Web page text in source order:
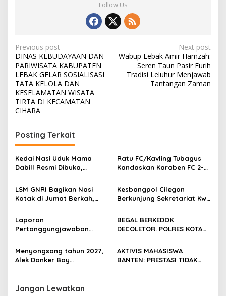
Follow Us
Post
navigation
Previous post
DINAS KEBUDAYAAN DAN
PARIWISATA KABUPATEN
LEBAK GELAR SOSIALISASI
TATA KELOLA DAN
KESELAMATAN WISATA
TIRTA DI KECAMATAN
CIHARA
Next post
Wabup Lebak Amir Hamzah:
Seren Taun Pasir Eurih
Tradisi Leluhur Menjawab
Tantangan Zaman
Posting Terkait
Kedai Nasi Uduk Mama
Dabill Resmi Dibuka,
dengan Harga Ekonomis
Ratu FC/Kavling Tubagus
Kandaskan Karaben FC 2-0:
Kebersamaan Warga
Sindang Heula
LSM GNRI Bagikan Nasi
Kotak di Jumat Berkah,
Kesbangpol Cilegon
Berkunjung Sekretariat Kwri
Kemitraan yang kokoh
Laporan
Pertanggungjawaban
Panitia Milad KKPMP ke-15
Resmi Ditutup
BEGAL BERKEDOK
DECOLETOR. POLRES KOTA
TEGAS
Menyongsong tahun 2027,
Alek Donker Boy
seluruh jajaran untuk terus
AKTIVIS MAHASISWA
BANTEN: PRESTASI TIDAK
Jangan Lewatkan